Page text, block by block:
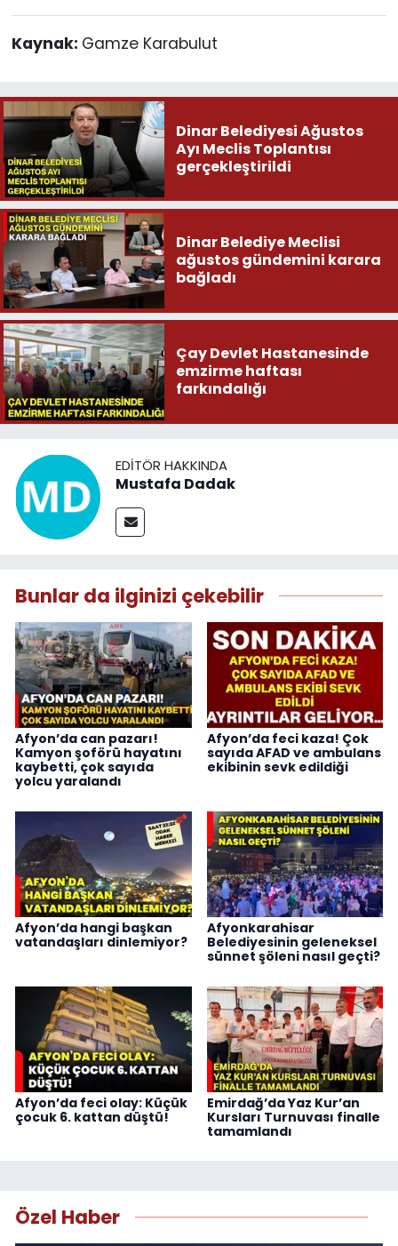
Kaynak: Gamze Karabulut
Dinar Belediyesi Ağustos
Ayı Meclis Toplantısı
gerçekleştirildi
Dinar Belediye Meclisi
ağustos gündemini karara
bağladı
Çay Devlet Hastanesinde
emzirme haftası
farkındalığı
EDITÖR HAKKINDA
Mustafa Dadak
Bunlar da ilginizi çekebilir
Afyon’da can pazarı!
Kamyon şoförü hayatını
kaybetti, çok sayıda
yolcu yaralandı
Afyon’da feci kaza! Çok
sayıda AFAD ve ambulans
ekibinin sevk edildiği
Afyon’da hangi başkan
vatandaşları dinlemiyor?
Afyonkarahisar
Belediyesinin geleneksel
sünnet şöleni nasıl geçti?
Afyon’da feci olay: Küçük
çocuk 6. kattan düştü!
Emirdağ’da Yaz Kur’an
Kursları Turnuvası finalle
tamamlandı
Özel Haber